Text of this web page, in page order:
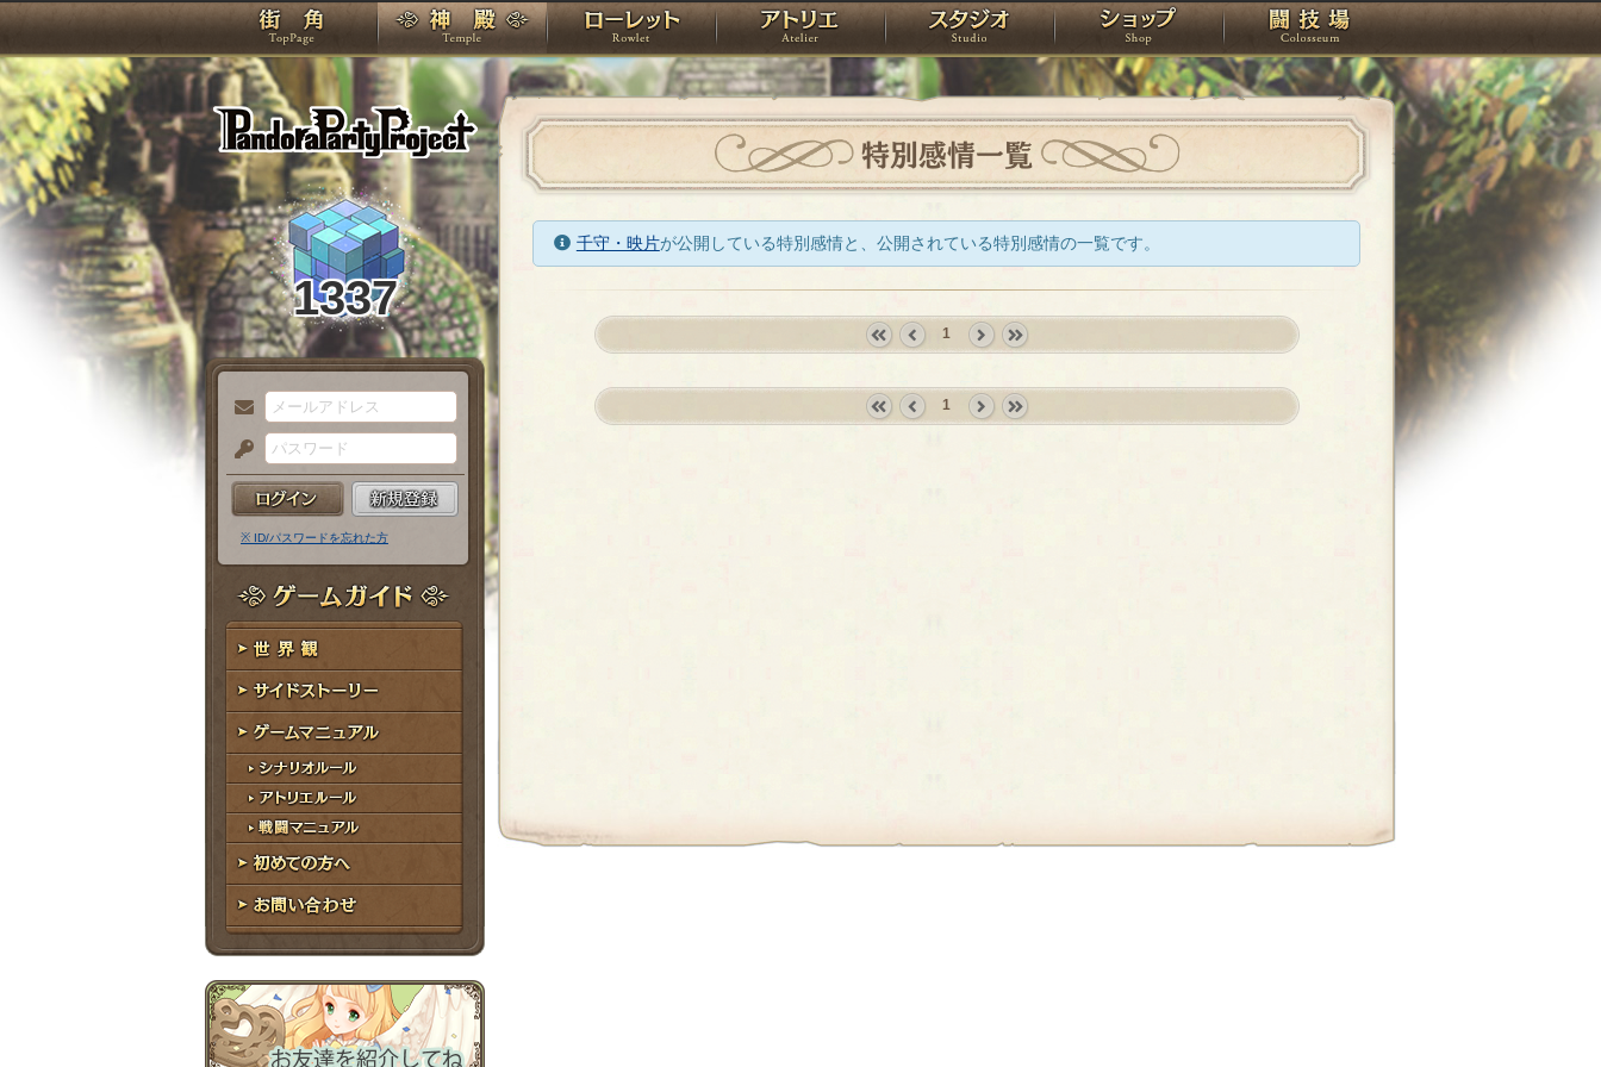
PandoraPartyProject
TOP 神殿 ローレット アトリエ スタジオ ショップ 闘技場
1337
メ
ー
ル
ア
ド
レ
ス
パ
ス
ー
ド
※ ID/パスワードを忘れた方
ゲームガイド
世界観
サイドストーリー
ゲームマニュアル
シナリオルール
アトリエルール
戦闘マニュアル
初めての方へ
お問い合わせ
特別感情一覧
千守・映片が公開している特別感情と、公開されている特別感情の一覧です。
first prev
1
›
»
1